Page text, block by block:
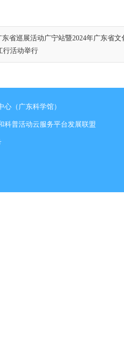
东省巡展活动广宁站暨2024年广东省
行活动举行
（广东科学馆）
科普活动云服务平台发展联盟